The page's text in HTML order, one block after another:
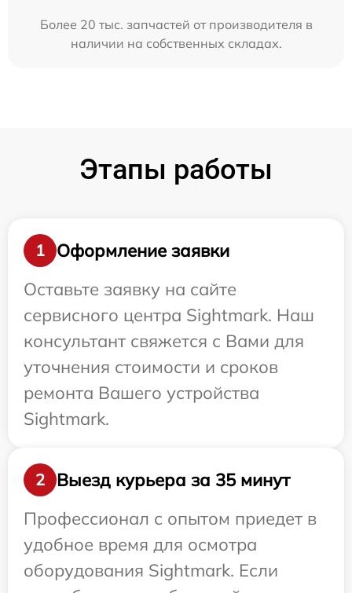
Более 20 тыс. запчастей от производителя в
наличии на собственных складах.
Этапы работы
1
Оформление заявки
Оставьте заявку на сайте
сервисного центра Sightmark. Наш
консультант свяжется с Вами для
уточнения стоимости и сроков
ремонта Вашего устройства
Sightmark.
2
Выезд курьера за 35 минут
Профессионал с опытом приедет в
удобное время для осмотра
оборудования Sightmark. Если